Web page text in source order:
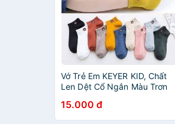
Vớ Trẻ Em KEYER KID, Chất
Len Dệt Cổ Ngắn Màu Trơn
giữ ấm chân bé
15.000 đ